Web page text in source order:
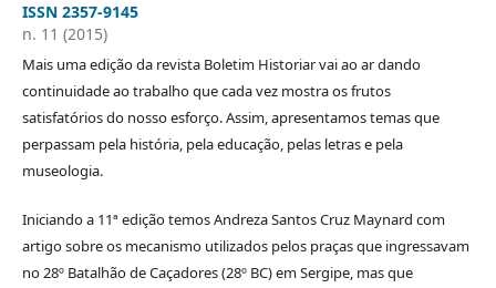
ISSN 2357-9145
n. 11 (2015)
Mais uma edição da revista Boletim Historiar vai ao ar dando
continuidade ao trabalho que cada vez mostra os frutos
satisfatórios do nosso esforço. Assim, apresentamos temas que
perpassam pela história, pela educação, pelas letras e pela
museologia.
Iniciando a 11ª edição temos Andreza Santos Cruz Maynard com
artigo sobre os mecanismo utilizados pelos praças que ingressavam
no 28º Batalhão de Caçadores (28º BC) em Sergipe, mas que